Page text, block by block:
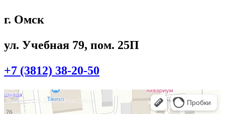
г. Омск
ул. Учебная 79, пом. 25П
+7 (3812) 38-20-50
Омск
Учебная улица, 86 — Яндекс.Карты